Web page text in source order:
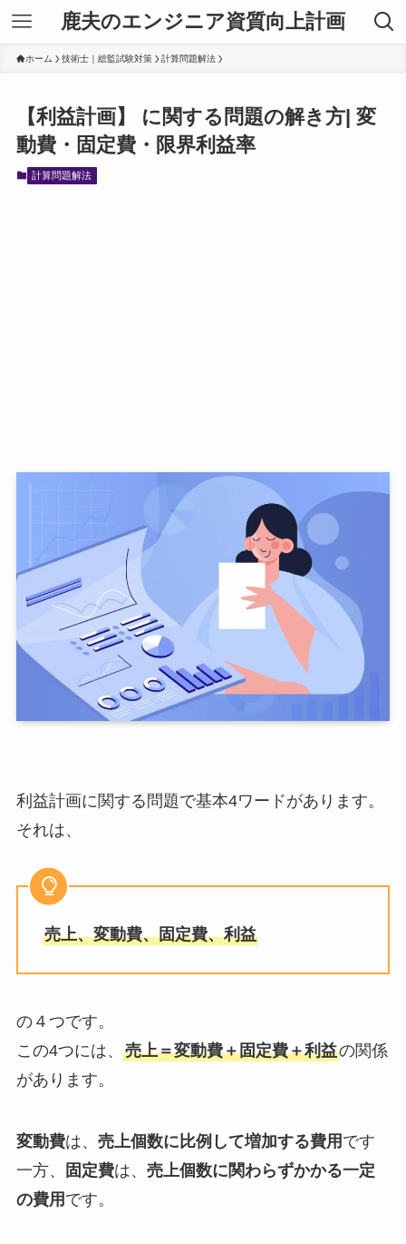
鹿夫のエンジニア資質向上計画
ホーム 技術士｜総監試験対策 計算問題解法
【利益計画】 に関する問題の解き方| 変
動費・固定費・限界利益率
計算問題解法
利益計画に関する問題で基本4ワードがあります。
それは、
売上、変動費、固定費、利益
の４つです。
この4つには、 売上＝変動費＋固定費＋利益の関係
があります。
変動費は、 売上個数に比例して増加する費用 です
一方、
固定費は、 売上個数に関わらずかかる一定
の費用 です。